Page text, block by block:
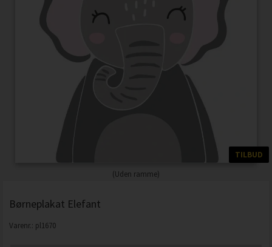
TILBUD
(Uden ramme)
Børneplakat Elefant
Varenr.: pl1670